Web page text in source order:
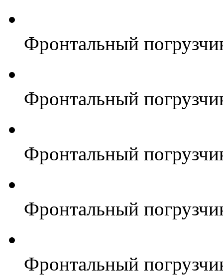
Фронтальный
Фронтальный
Фронтальный
Фронтальный
Фронтальный